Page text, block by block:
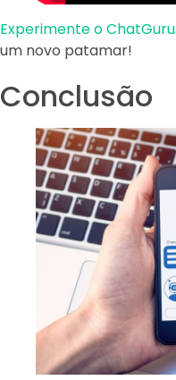
Experimente o ChatGuru
um novo patamar!
Conclusão